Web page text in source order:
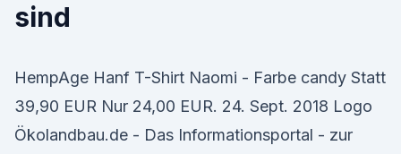
sind
HempAge Hanf T-Shirt Naomi - Farbe candy Statt
39,90 EUR Nur 24,00 EUR. 24. Sept. 2018 Logo
Ökolandbau.de - Das Informationsportal - zur